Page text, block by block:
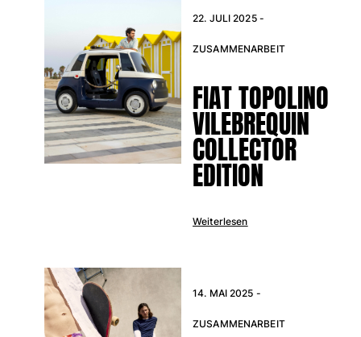
Babys
Bikinihosen
Alle Bademode anzeigen
Bekleidung
Kleider und Röcke
Babys
Alle Babys anzeigen
22. JULI 2025 -
ZUSAMMENARBEIT
FIAT TOPOLINO
VILEBREQUIN
COLLECTOR
EDITION
Weiterlesen
14. MAI 2025 -
ZUSAMMENARBEIT